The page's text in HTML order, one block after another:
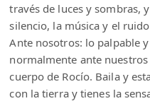
través de luces y sombras,
silencio, la música y el
Ante nosotros: lo palpable
normalmente ante
cuerpo de Rocío. Baila y
con la tierra y tienes la